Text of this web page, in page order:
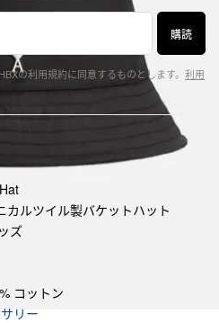
購読
の利用規約に同意するものとします。 利用
ルツイル製バケットハット
ズ
コットン
リー